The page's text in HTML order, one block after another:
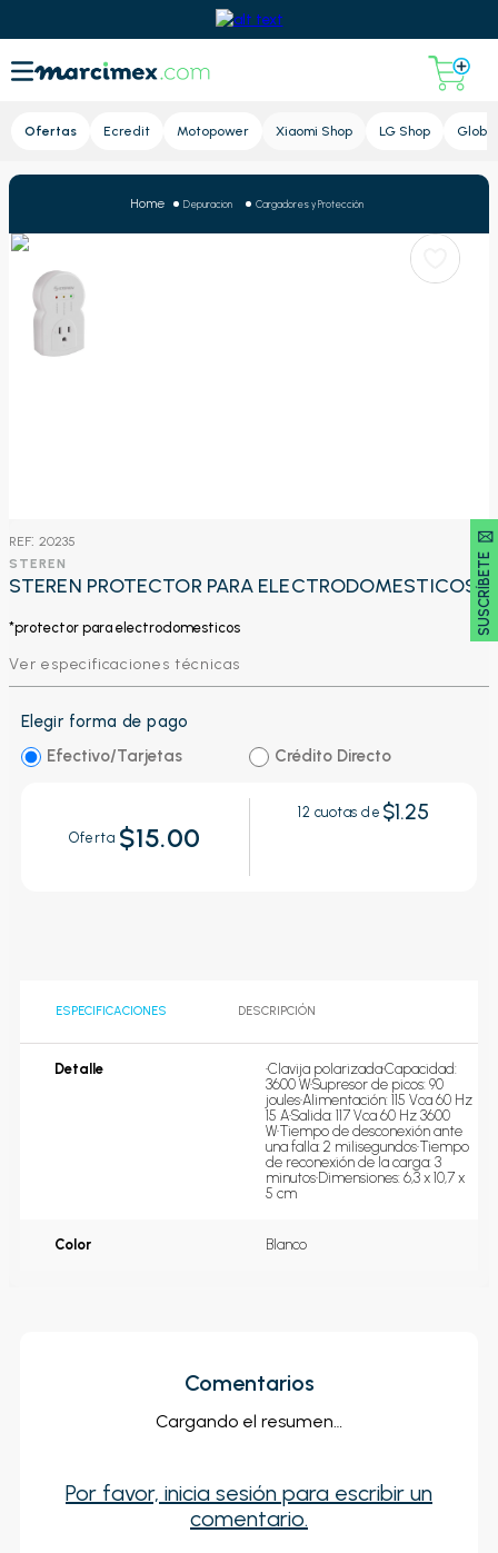
Ofertas Ecredit Motopower Xiaomi Shop LG Shop Global
SUSCRÍBETE 🖂
Depuracion Cargadores y Protección
: 20235
STEREN
STEREN PROTECTOR PARA ELECTRODOMESTICOS
*protector para electrodomesticos
Ver especificaciones técnicas
Elegir forma de pago
Efectivo/Tarjetas
Crédito Directo
Oferta $15.00
12 cuotas de $1.25
ESPECIFICACIONES DESCRIPCIÓN
Detalle
•Clavija polarizada•Capacidad:
3600 W•Supresor de picos: 90
joules•Alimentación: 115 Vca 60 Hz
15 A•Salida: 117 Vca 60 Hz 3600
W•Tiempo de desconexión ante
una falla: 2 milisegundos•Tiempo
de reconexión de la carga: 3
minutos•Dimensiones: 6,3 x 10,7 x
5 cm
Color Blanco
Comentarios
Cargando el resumen…
Por favor, inicia sesión para escribir un
comentario.